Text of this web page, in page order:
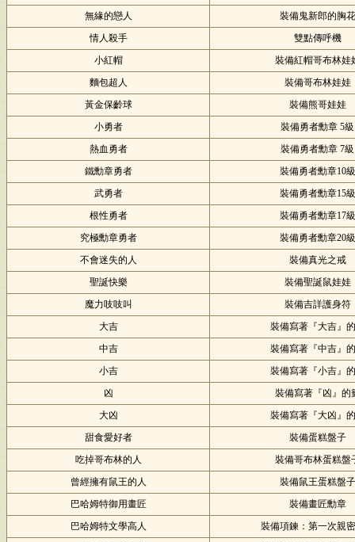
無緣的戀人
裝備鬼新郎的胸花
情人殺手
雙點傳呼機
小紅帽
裝備紅帽哥布林娃
麵包超人
裝備哥布林娃娃
黃金保齡球
裝備熊哥娃娃
小勇者
裝備勇者勳章 5級
熱血勇者
裝備勇者勳章 7級
鐵勳章勇者
裝備勇者勳章10級
武勇者
裝備勇者勳章15級
根性勇者
裝備勇者勳章17級
究極勳章勇者
裝備勇者勳章20級
不會迷失的人
裝備真光之戒
聖誕快樂
裝備聖誕鼠娃娃
魔力吱吱叫
裝備吉詳護身符
大吉
裝備寫著『大吉』
中吉
裝備寫著『中吉』
小吉
裝備寫著『小吉』
凶
裝備寫著『凶』的
大凶
裝備寫著『大凶』
甜食愛好者
裝備蛋糕盤子
吃掉哥布林的人
裝備哥布林蛋糕盤
曾經擁有鼠王的人
裝備鼠王蛋糕盤子
巴哈姆特御用畫匠
裝備畫匠勳章
巴哈姆特文學高人
裝備項鍊：第一次親